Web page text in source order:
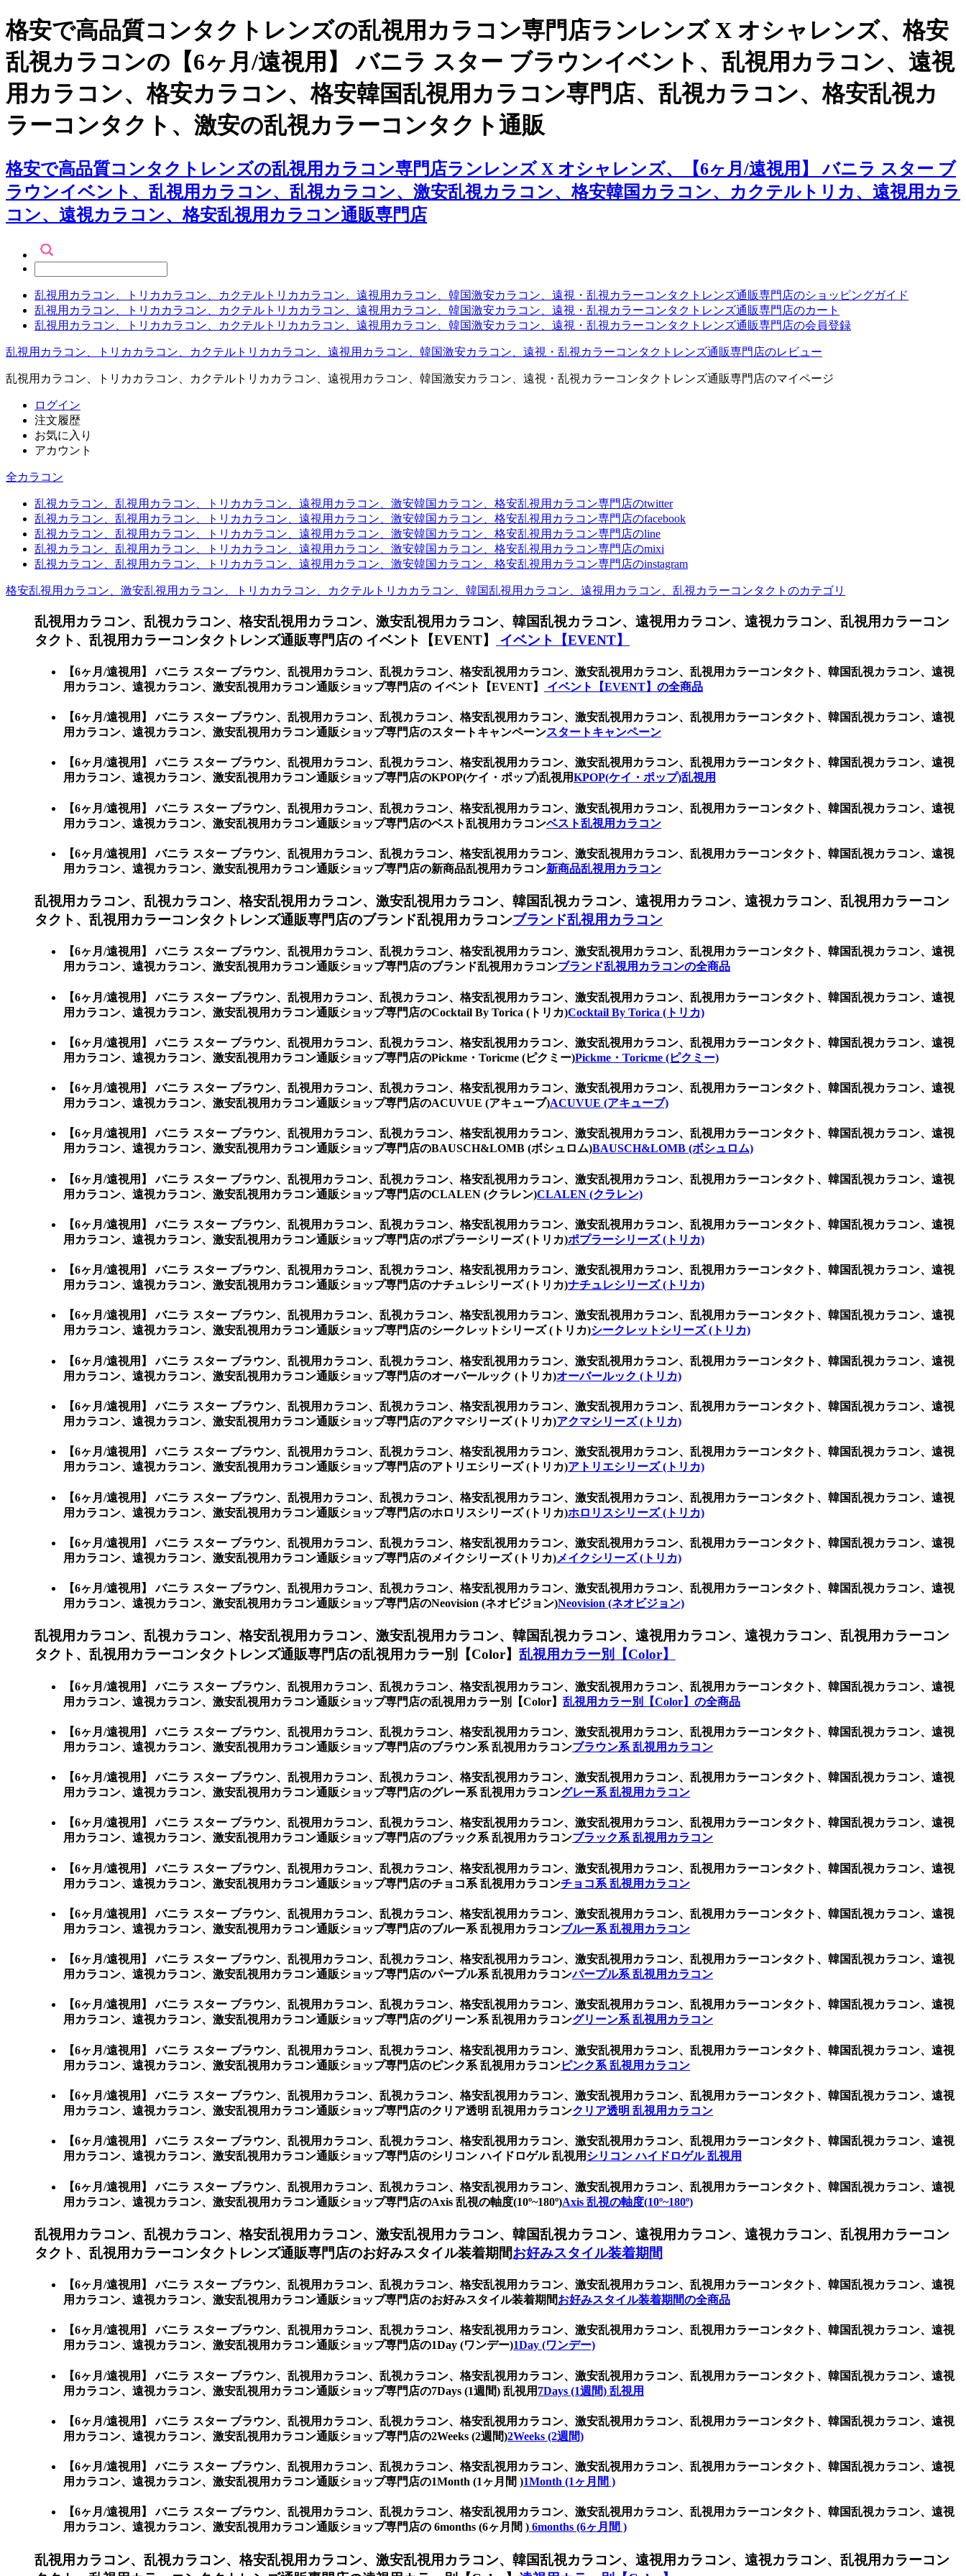
格安で高品質コンタクトレンズの乱視用カラコン専門店ランレンズ X オシャレンズ、格安
乱視カラコンの【6ヶ月/遠視用】 バニラ スター ブラウンイベント、乱視用カラコン、遠視
用カラコン、格安カラコン、格安韓国乱視用カラコン専門店、乱視カラコン、格安乱視カ
ラーコンタクト、激安の乱視カラーコンタクト通販
格安で高品質コンタクトレンズの乱視用カラコン専門店ランレンズ X オシャレンズ、【6ヶ月/遠視用】 バニラ スター ブ
ラウンイベント、乱視用カラコン、乱視カラコン、激安乱視カラコン、格安韓国カラコン、カクテルトリカ、遠視用カラ
コン、遠視カラコン、格安乱視用カラコン通販専門店
乱視用カラコン、トリカカラコン、カクテルトリカカラコン、遠視用カラコン、韓国激安カラコン、遠視・乱視カラーコンタクトレンズ通販専門店のショッピングガイド
乱視用カラコン、トリカカラコン、カクテルトリカカラコン、遠視用カラコン、韓国激安カラコン、遠視・乱視カラーコンタクトレンズ通販専門店のカート
乱視用カラコン、トリカカラコン、カクテルトリカカラコン、遠視用カラコン、韓国激安カラコン、遠視・乱視カラーコンタクトレンズ通販専門店の会員登録
乱視用カラコン、トリカカラコン、カクテルトリカカラコン、遠視用カラコン、韓国激安カラコン、遠視・乱視カラーコンタクトレンズ通販専門店のレビュー
乱視用カラコン、トリカカラコン、カクテルトリカカラコン、遠視用カラコン、韓国激安カラコン、遠視・乱視カラーコンタクトレンズ通販専門店のマイページ
ログイン
注文履歴
お気に入り
アカウント
全カラコン
乱視カラコン、乱視用カラコン、トリカカラコン、遠視用カラコン、激安韓国カラコン、格安乱視用カラコン専門店のtwitter
乱視カラコン、乱視用カラコン、トリカカラコン、遠視用カラコン、激安韓国カラコン、格安乱視用カラコン専門店のfacebook
乱視カラコン、乱視用カラコン、トリカカラコン、遠視用カラコン、激安韓国カラコン、格安乱視用カラコン専門店のline
乱視カラコン、乱視用カラコン、トリカカラコン、遠視用カラコン、激安韓国カラコン、格安乱視用カラコン専門店のmixi
乱視カラコン、乱視用カラコン、トリカカラコン、遠視用カラコン、激安韓国カラコン、格安乱視用カラコン専門店のinstagram
格安乱視用カラコン、激安乱視用カラコン、トリカカラコン、カクテルトリカカラコン、韓国乱視用カラコン、遠視用カラコン、乱視カラーコンタクトのカテゴリ
乱視用カラコン、乱視カラコン、格安乱視用カラコン、激安乱視用カラコン、韓国乱視カラコン、遠視用カラコン、遠視カラコン、乱視用カラーコン
タクト、乱視用カラーコンタクトレンズ通販専門店の イベント【EVENT】
イベント【EVENT】
【6ヶ月/遠視用】 バニラ スター ブラウン、乱視用カラコン、乱視カラコン、格安乱視用カラコン、激安乱視用カラコン、乱視用カラーコンタクト、韓国乱視カラコン、遠視
用カラコン、遠視カラコン、激安乱視用カラコン通販ショップ専門店の イベント【EVENT】
イベント【EVENT】の全商品
【6ヶ月/遠視用】 バニラ スター ブラウン、乱視用カラコン、乱視カラコン、格安乱視用カラコン、激安乱視用カラコン、乱視用カラーコンタクト、韓国乱視カラコン、遠視
用カラコン、遠視カラコン、激安乱視用カラコン通販ショップ専門店のスタートキャンペーンスタートキャンペーン
【6ヶ月/遠視用】 バニラ スター ブラウン、乱視用カラコン、乱視カラコン、格安乱視用カラコン、激安乱視用カラコン、乱視用カラーコンタクト、韓国乱視カラコン、遠視
用カラコン、遠視カラコン、激安乱視用カラコン通販ショップ専門店のKPOP(ケイ・ポップ)乱視用KPOP(ケイ・ポップ)乱視用
【6ヶ月/遠視用】 バニラ スター ブラウン、乱視用カラコン、乱視カラコン、格安乱視用カラコン、激安乱視用カラコン、乱視用カラーコンタクト、韓国乱視カラコン、遠視
用カラコン、遠視カラコン、激安乱視用カラコン通販ショップ専門店のベスト乱視用カラコンベスト乱視用カラコン
【6ヶ月/遠視用】 バニラ スター ブラウン、乱視用カラコン、乱視カラコン、格安乱視用カラコン、激安乱視用カラコン、乱視用カラーコンタクト、韓国乱視カラコン、遠視
用カラコン、遠視カラコン、激安乱視用カラコン通販ショップ専門店の新商品乱視用カラコン新商品乱視用カラコン
乱視用カラコン、乱視カラコン、格安乱視用カラコン、激安乱視用カラコン、韓国乱視カラコン、遠視用カラコン、遠視カラコン、乱視用カラーコン
タクト、乱視用カラーコンタクトレンズ通販専門店のブランド乱視用カラコンブランド乱視用カラコン
【6ヶ月/遠視用】 バニラ スター ブラウン、乱視用カラコン、乱視カラコン、格安乱視用カラコン、激安乱視用カラコン、乱視用カラーコンタクト、韓国乱視カラコン、遠視
用カラコン、遠視カラコン、激安乱視用カラコン通販ショップ専門店のブランド乱視用カラコンブランド乱視用カラコンの全商品
【6ヶ月/遠視用】 バニラ スター ブラウン、乱視用カラコン、乱視カラコン、格安乱視用カラコン、激安乱視用カラコン、乱視用カラーコンタクト、韓国乱視カラコン、遠視
用カラコン、遠視カラコン、激安乱視用カラコン通販ショップ専門店のCocktail By Torica (トリカ)Cocktail By Torica (トリカ)
【6ヶ月/遠視用】 バニラ スター ブラウン、乱視用カラコン、乱視カラコン、格安乱視用カラコン、激安乱視用カラコン、乱視用カラーコンタクト、韓国乱視カラコン、遠視
用カラコン、遠視カラコン、激安乱視用カラコン通販ショップ専門店のPickme・Toricme (ピクミー)Pickme・Toricme (ピクミー)
【6ヶ月/遠視用】 バニラ スター ブラウン、乱視用カラコン、乱視カラコン、格安乱視用カラコン、激安乱視用カラコン、乱視用カラーコンタクト、韓国乱視カラコン、遠視
用カラコン、遠視カラコン、激安乱視用カラコン通販ショップ専門店のACUVUE (アキューブ)ACUVUE (アキューブ)
【6ヶ月/遠視用】 バニラ スター ブラウン、乱視用カラコン、乱視カラコン、格安乱視用カラコン、激安乱視用カラコン、乱視用カラーコンタクト、韓国乱視カラコン、遠視
用カラコン、遠視カラコン、激安乱視用カラコン通販ショップ専門店のBAUSCH&LOMB (ボシュロム)BAUSCH&LOMB (ボシュロム)
【6ヶ月/遠視用】 バニラ スター ブラウン、乱視用カラコン、乱視カラコン、格安乱視用カラコン、激安乱視用カラコン、乱視用カラーコンタクト、韓国乱視カラコン、遠視
用カラコン、遠視カラコン、激安乱視用カラコン通販ショップ専門店のCLALEN (クラレン)CLALEN (クラレン)
【6ヶ月/遠視用】 バニラ スター ブラウン、乱視用カラコン、乱視カラコン、格安乱視用カラコン、激安乱視用カラコン、乱視用カラーコンタクト、韓国乱視カラコン、遠視
用カラコン、遠視カラコン、激安乱視用カラコン通販ショップ専門店のポプラーシリーズ (トリカ)ポプラーシリーズ (トリカ)
【6ヶ月/遠視用】 バニラ スター ブラウン、乱視用カラコン、乱視カラコン、格安乱視用カラコン、激安乱視用カラコン、乱視用カラーコンタクト、韓国乱視カラコン、遠視
用カラコン、遠視カラコン、激安乱視用カラコン通販ショップ専門店のナチュレシリーズ (トリカ)ナチュレシリーズ (トリカ)
【6ヶ月/遠視用】 バニラ スター ブラウン、乱視用カラコン、乱視カラコン、格安乱視用カラコン、激安乱視用カラコン、乱視用カラーコンタクト、韓国乱視カラコン、遠視
用カラコン、遠視カラコン、激安乱視用カラコン通販ショップ専門店のシークレットシリーズ (トリカ)シークレットシリーズ (トリカ)
【6ヶ月/遠視用】 バニラ スター ブラウン、乱視用カラコン、乱視カラコン、格安乱視用カラコン、激安乱視用カラコン、乱視用カラーコンタクト、韓国乱視カラコン、遠視
用カラコン、遠視カラコン、激安乱視用カラコン通販ショップ専門店のオーバールック (トリカ)オーバールック (トリカ)
【6ヶ月/遠視用】 バニラ スター ブラウン、乱視用カラコン、乱視カラコン、格安乱視用カラコン、激安乱視用カラコン、乱視用カラーコンタクト、韓国乱視カラコン、遠視
用カラコン、遠視カラコン、激安乱視用カラコン通販ショップ専門店のアクマシリーズ (トリカ)アクマシリーズ (トリカ)
【6ヶ月/遠視用】 バニラ スター ブラウン、乱視用カラコン、乱視カラコン、格安乱視用カラコン、激安乱視用カラコン、乱視用カラーコンタクト、韓国乱視カラコン、遠視
用カラコン、遠視カラコン、激安乱視用カラコン通販ショップ専門店のアトリエシリーズ (トリカ)アトリエシリーズ (トリカ)
【6ヶ月/遠視用】 バニラ スター ブラウン、乱視用カラコン、乱視カラコン、格安乱視用カラコン、激安乱視用カラコン、乱視用カラーコンタクト、韓国乱視カラコン、遠視
用カラコン、遠視カラコン、激安乱視用カラコン通販ショップ専門店のホロリスシリーズ (トリカ)ホロリスシリーズ (トリカ)
【6ヶ月/遠視用】 バニラ スター ブラウン、乱視用カラコン、乱視カラコン、格安乱視用カラコン、激安乱視用カラコン、乱視用カラーコンタクト、韓国乱視カラコン、遠視
用カラコン、遠視カラコン、激安乱視用カラコン通販ショップ専門店のメイクシリーズ (トリカ)メイクシリーズ (トリカ)
【6ヶ月/遠視用】 バニラ スター ブラウン、乱視用カラコン、乱視カラコン、格安乱視用カラコン、激安乱視用カラコン、乱視用カラーコンタクト、韓国乱視カラコン、遠視
用カラコン、遠視カラコン、激安乱視用カラコン通販ショップ専門店のNeovision (ネオビジョン)Neovision (ネオビジョン)
乱視用カラコン、乱視カラコン、格安乱視用カラコン、激安乱視用カラコン、韓国乱視カラコン、遠視用カラコン、遠視カラコン、乱視用カラーコン
タクト、乱視用カラーコンタクトレンズ通販専門店の乱視用カラー別【Color】 乱視用カラー別【Color】
【6ヶ月/遠視用】 バニラ スター ブラウン、乱視用カラコン、乱視カラコン、格安乱視用カラコン、激安乱視用カラコン、乱視用カラーコンタクト、韓国乱視カラコン、遠視
用カラコン、遠視カラコン、激安乱視用カラコン通販ショップ専門店の乱視用カラー別【Color】 乱視用カラー別【Color】の全商品
【6ヶ月/遠視用】 バニラ スター ブラウン、乱視用カラコン、乱視カラコン、格安乱視用カラコン、激安乱視用カラコン、乱視用カラーコンタクト、韓国乱視カラコン、遠視
用カラコン、遠視カラコン、激安乱視用カラコン通販ショップ専門店のブラウン系 乱視用カラコンブラウン系 乱視用カラコン
【6ヶ月/遠視用】 バニラ スター ブラウン、乱視用カラコン、乱視カラコン、格安乱視用カラコン、激安乱視用カラコン、乱視用カラーコンタクト、韓国乱視カラコン、遠視
用カラコン、遠視カラコン、激安乱視用カラコン通販ショップ専門店のグレー系 乱視用カラコングレー系 乱視用カラコン
【6ヶ月/遠視用】 バニラ スター ブラウン、乱視用カラコン、乱視カラコン、格安乱視用カラコン、激安乱視用カラコン、乱視用カラーコンタクト、韓国乱視カラコン、遠視
用カラコン、遠視カラコン、激安乱視用カラコン通販ショップ専門店のブラック系 乱視用カラコンブラック系 乱視用カラコン
【6ヶ月/遠視用】 バニラ スター ブラウン、乱視用カラコン、乱視カラコン、格安乱視用カラコン、激安乱視用カラコン、乱視用カラーコンタクト、韓国乱視カラコン、遠視
用カラコン、遠視カラコン、激安乱視用カラコン通販ショップ専門店のチョコ系 乱視用カラコンチョコ系 乱視用カラコン
【6ヶ月/遠視用】 バニラ スター ブラウン、乱視用カラコン、乱視カラコン、格安乱視用カラコン、激安乱視用カラコン、乱視用カラーコンタクト、韓国乱視カラコン、遠視
用カラコン、遠視カラコン、激安乱視用カラコン通販ショップ専門店のブルー系 乱視用カラコンブルー系 乱視用カラコン
【6ヶ月/遠視用】 バニラ スター ブラウン、乱視用カラコン、乱視カラコン、格安乱視用カラコン、激安乱視用カラコン、乱視用カラーコンタクト、韓国乱視カラコン、遠視
用カラコン、遠視カラコン、激安乱視用カラコン通販ショップ専門店のパープル系 乱視用カラコンパープル系 乱視用カラコン
【6ヶ月/遠視用】 バニラ スター ブラウン、乱視用カラコン、乱視カラコン、格安乱視用カラコン、激安乱視用カラコン、乱視用カラーコンタクト、韓国乱視カラコン、遠視
用カラコン、遠視カラコン、激安乱視用カラコン通販ショップ専門店のグリーン系 乱視用カラコングリーン系 乱視用カラコン
【6ヶ月/遠視用】 バニラ スター ブラウン、乱視用カラコン、乱視カラコン、格安乱視用カラコン、激安乱視用カラコン、乱視用カラーコンタクト、韓国乱視カラコン、遠視
用カラコン、遠視カラコン、激安乱視用カラコン通販ショップ専門店のピンク系 乱視用カラコンピンク系 乱視用カラコン
【6ヶ月/遠視用】 バニラ スター ブラウン、乱視用カラコン、乱視カラコン、格安乱視用カラコン、激安乱視用カラコン、乱視用カラーコンタクト、韓国乱視カラコン、遠視
用カラコン、遠視カラコン、激安乱視用カラコン通販ショップ専門店のクリア透明 乱視用カラコンクリア透明 乱視用カラコン
【6ヶ月/遠視用】 バニラ スター ブラウン、乱視用カラコン、乱視カラコン、格安乱視用カラコン、激安乱視用カラコン、乱視用カラーコンタクト、韓国乱視カラコン、遠視
用カラコン、遠視カラコン、激安乱視用カラコン通販ショップ専門店のシリコン ハイドロゲル 乱視用 シリコン ハイドロゲル 乱視用
【6ヶ月/遠視用】 バニラ スター ブラウン、乱視用カラコン、乱視カラコン、格安乱視用カラコン、激安乱視用カラコン、乱視用カラーコンタクト、韓国乱視カラコン、遠視
用カラコン、遠視カラコン、激安乱視用カラコン通販ショップ専門店のAxis 乱視の軸度(10º~180º)Axis 乱視の軸度(10º~180º)
乱視用カラコン、乱視カラコン、格安乱視用カラコン、激安乱視用カラコン、韓国乱視カラコン、遠視用カラコン、遠視カラコン、乱視用カラーコン
タクト、乱視用カラーコンタクトレンズ通販専門店のお好みスタイル装着期間お好みスタイル装着期間
【6ヶ月/遠視用】 バニラ スター ブラウン、乱視用カラコン、乱視カラコン、格安乱視用カラコン、激安乱視用カラコン、乱視用カラーコンタクト、韓国乱視カラコン、遠視
用カラコン、遠視カラコン、激安乱視用カラコン通販ショップ専門店のお好みスタイル装着期間お好みスタイル装着期間の全商品
【6ヶ月/遠視用】 バニラ スター ブラウン、乱視用カラコン、乱視カラコン、格安乱視用カラコン、激安乱視用カラコン、乱視用カラーコンタクト、韓国乱視カラコン、遠視
用カラコン、遠視カラコン、激安乱視用カラコン通販ショップ専門店の1Day (ワンデー)1Day (ワンデー)
【6ヶ月/遠視用】 バニラ スター ブラウン、乱視用カラコン、乱視カラコン、格安乱視用カラコン、激安乱視用カラコン、乱視用カラーコンタクト、韓国乱視カラコン、遠視
用カラコン、遠視カラコン、激安乱視用カラコン通販ショップ専門店の7Days (1週間) 乱視用 7Days (1週間) 乱視用
【6ヶ月/遠視用】 バニラ スター ブラウン、乱視用カラコン、乱視カラコン、格安乱視用カラコン、激安乱視用カラコン、乱視用カラーコンタクト、韓国乱視カラコン、遠視
用カラコン、遠視カラコン、激安乱視用カラコン通販ショップ専門店の2Weeks (2週間)2Weeks (2週間)
【6ヶ月/遠視用】 バニラ スター ブラウン、乱視用カラコン、乱視カラコン、格安乱視用カラコン、激安乱視用カラコン、乱視用カラーコンタクト、韓国乱視カラコン、遠視
用カラコン、遠視カラコン、激安乱視用カラコン通販ショップ専門店の1Month (1ヶ月間 )1Month (1ヶ月間 )
【6ヶ月/遠視用】 バニラ スター ブラウン、乱視用カラコン、乱視カラコン、格安乱視用カラコン、激安乱視用カラコン、乱視用カラーコンタクト、韓国乱視カラコン、遠視
用カラコン、遠視カラコン、激安乱視用カラコン通販ショップ専門店の 6months (6ヶ月間 ) 6months (6ヶ月間 )
乱視用カラコン、乱視カラコン、格安乱視用カラコン、激安乱視用カラコン、韓国乱視カラコン、遠視用カラコン、遠視カラコン、乱視用カラーコン